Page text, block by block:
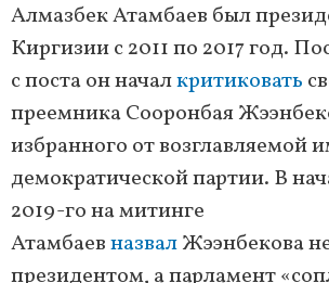
Алмазбек Атамбаев был
Киргизии с 2011 по 2017 год.
с поста он началкритиковать
преемника Сооронбая
избранного от возглавляемой
демократической партии. В
2019-го на митинге
АтамбаевназвалЖээнбекова
президентом, а парламент